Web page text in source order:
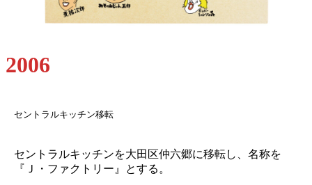
2006
セントラルキッチン移転
セントラルキッチンを大田区仲六郷に移転し、名称を
『Ｊ・ファクトリー』とする。